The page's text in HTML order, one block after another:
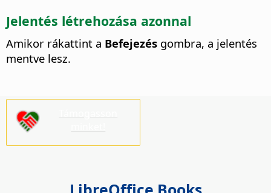
Jelentés létrehozása azonnal
Amikor rákattint a Befejezés gombra, a jelentés
mentve lesz.